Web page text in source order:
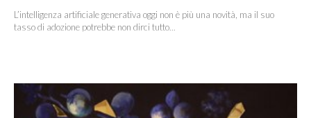
L’intelligenza artificiale generativa oggi non è più una novità, ma il suo
tasso di adozione potrebbe non dirci tutto...